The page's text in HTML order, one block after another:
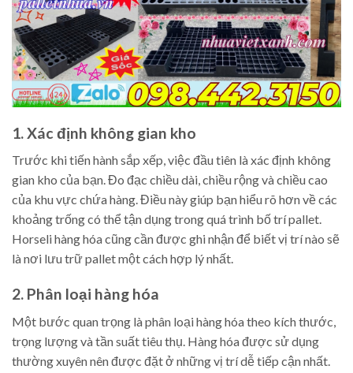
1. Xác định không gian kho
Trước khi tiến hành sắp xếp, việc đầu tiên là xác định không
gian kho của bạn. Đo đạc chiều dài, chiều rộng và chiều cao
của khu vực chứa hàng. Điều này giúp bạn hiểu rõ hơn về các
khoảng trống có thể tận dụng trong quá trình bố trí pallet.
Horseli hàng hóa cũng cần được ghi nhận để biết vị trí nào sẽ
là nơi lưu trữ pallet một cách hợp lý nhất.
2. Phân loại hàng hóa
Một bước quan trọng là phân loại hàng hóa theo kích thước,
trọng lượng và tần suất tiêu thụ. Hàng hóa được sử dụng
thường xuyên nên được đặt ở những vị trí dễ tiếp cận nhất.